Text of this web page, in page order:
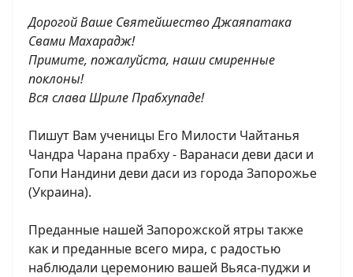
Дорогой Ваше Святейшество Джаяпатака
Свами Махарадж!
Примите, пожалуйста, наши смиренные
поклоны!
Вся слава Шриле Прабхупаде!
Пишут Вам ученицы Его Милости Чайтанья
Чандра Чарана прабху - Варанаси деви даси и
Гопи Нандини деви даси из города Запорожье
(Украина).
Преданные нашей Запорожской ятры также
как и преданные всего мира, с радостью
наблюдали церемонию вашей Вьяса-пуджи и